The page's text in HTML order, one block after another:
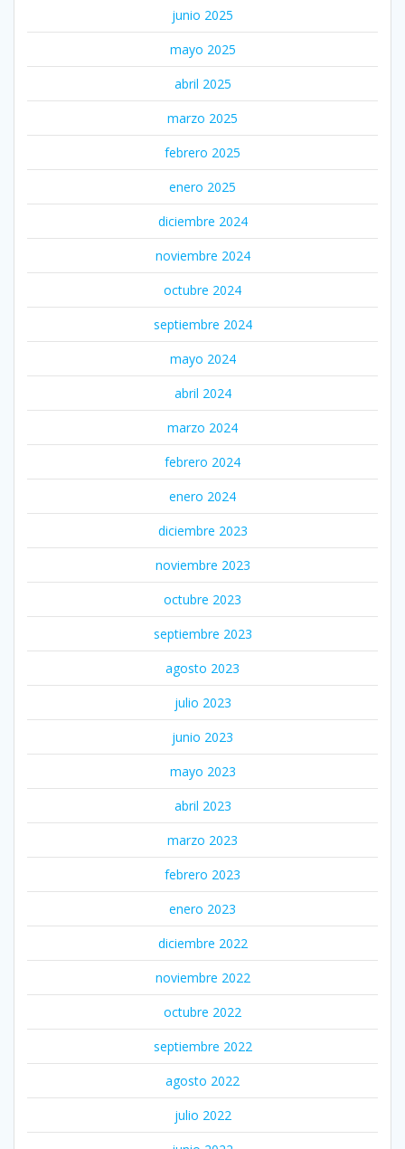
junio 2025
mayo 2025
abril 2025
marzo 2025
febrero 2025
enero 2025
diciembre 2024
noviembre 2024
octubre 2024
septiembre 2024
mayo 2024
abril 2024
marzo 2024
febrero 2024
enero 2024
diciembre 2023
noviembre 2023
octubre 2023
septiembre 2023
agosto 2023
julio 2023
junio 2023
mayo 2023
abril 2023
marzo 2023
febrero 2023
enero 2023
diciembre 2022
noviembre 2022
octubre 2022
septiembre 2022
agosto 2022
julio 2022